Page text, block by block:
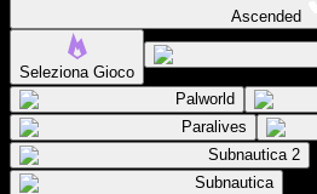
Ascended
Seleziona Gioco
Palworld
Paralives
Subnautica 2
Subnautica